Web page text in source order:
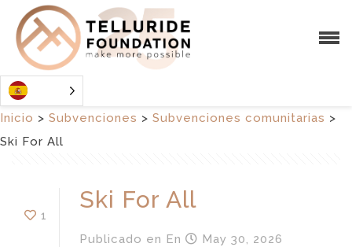
Inicio > Subvenciones > Subvenciones comunitarias >
Ski For All
1
Ski For All
Publicado en En May 30, 2026